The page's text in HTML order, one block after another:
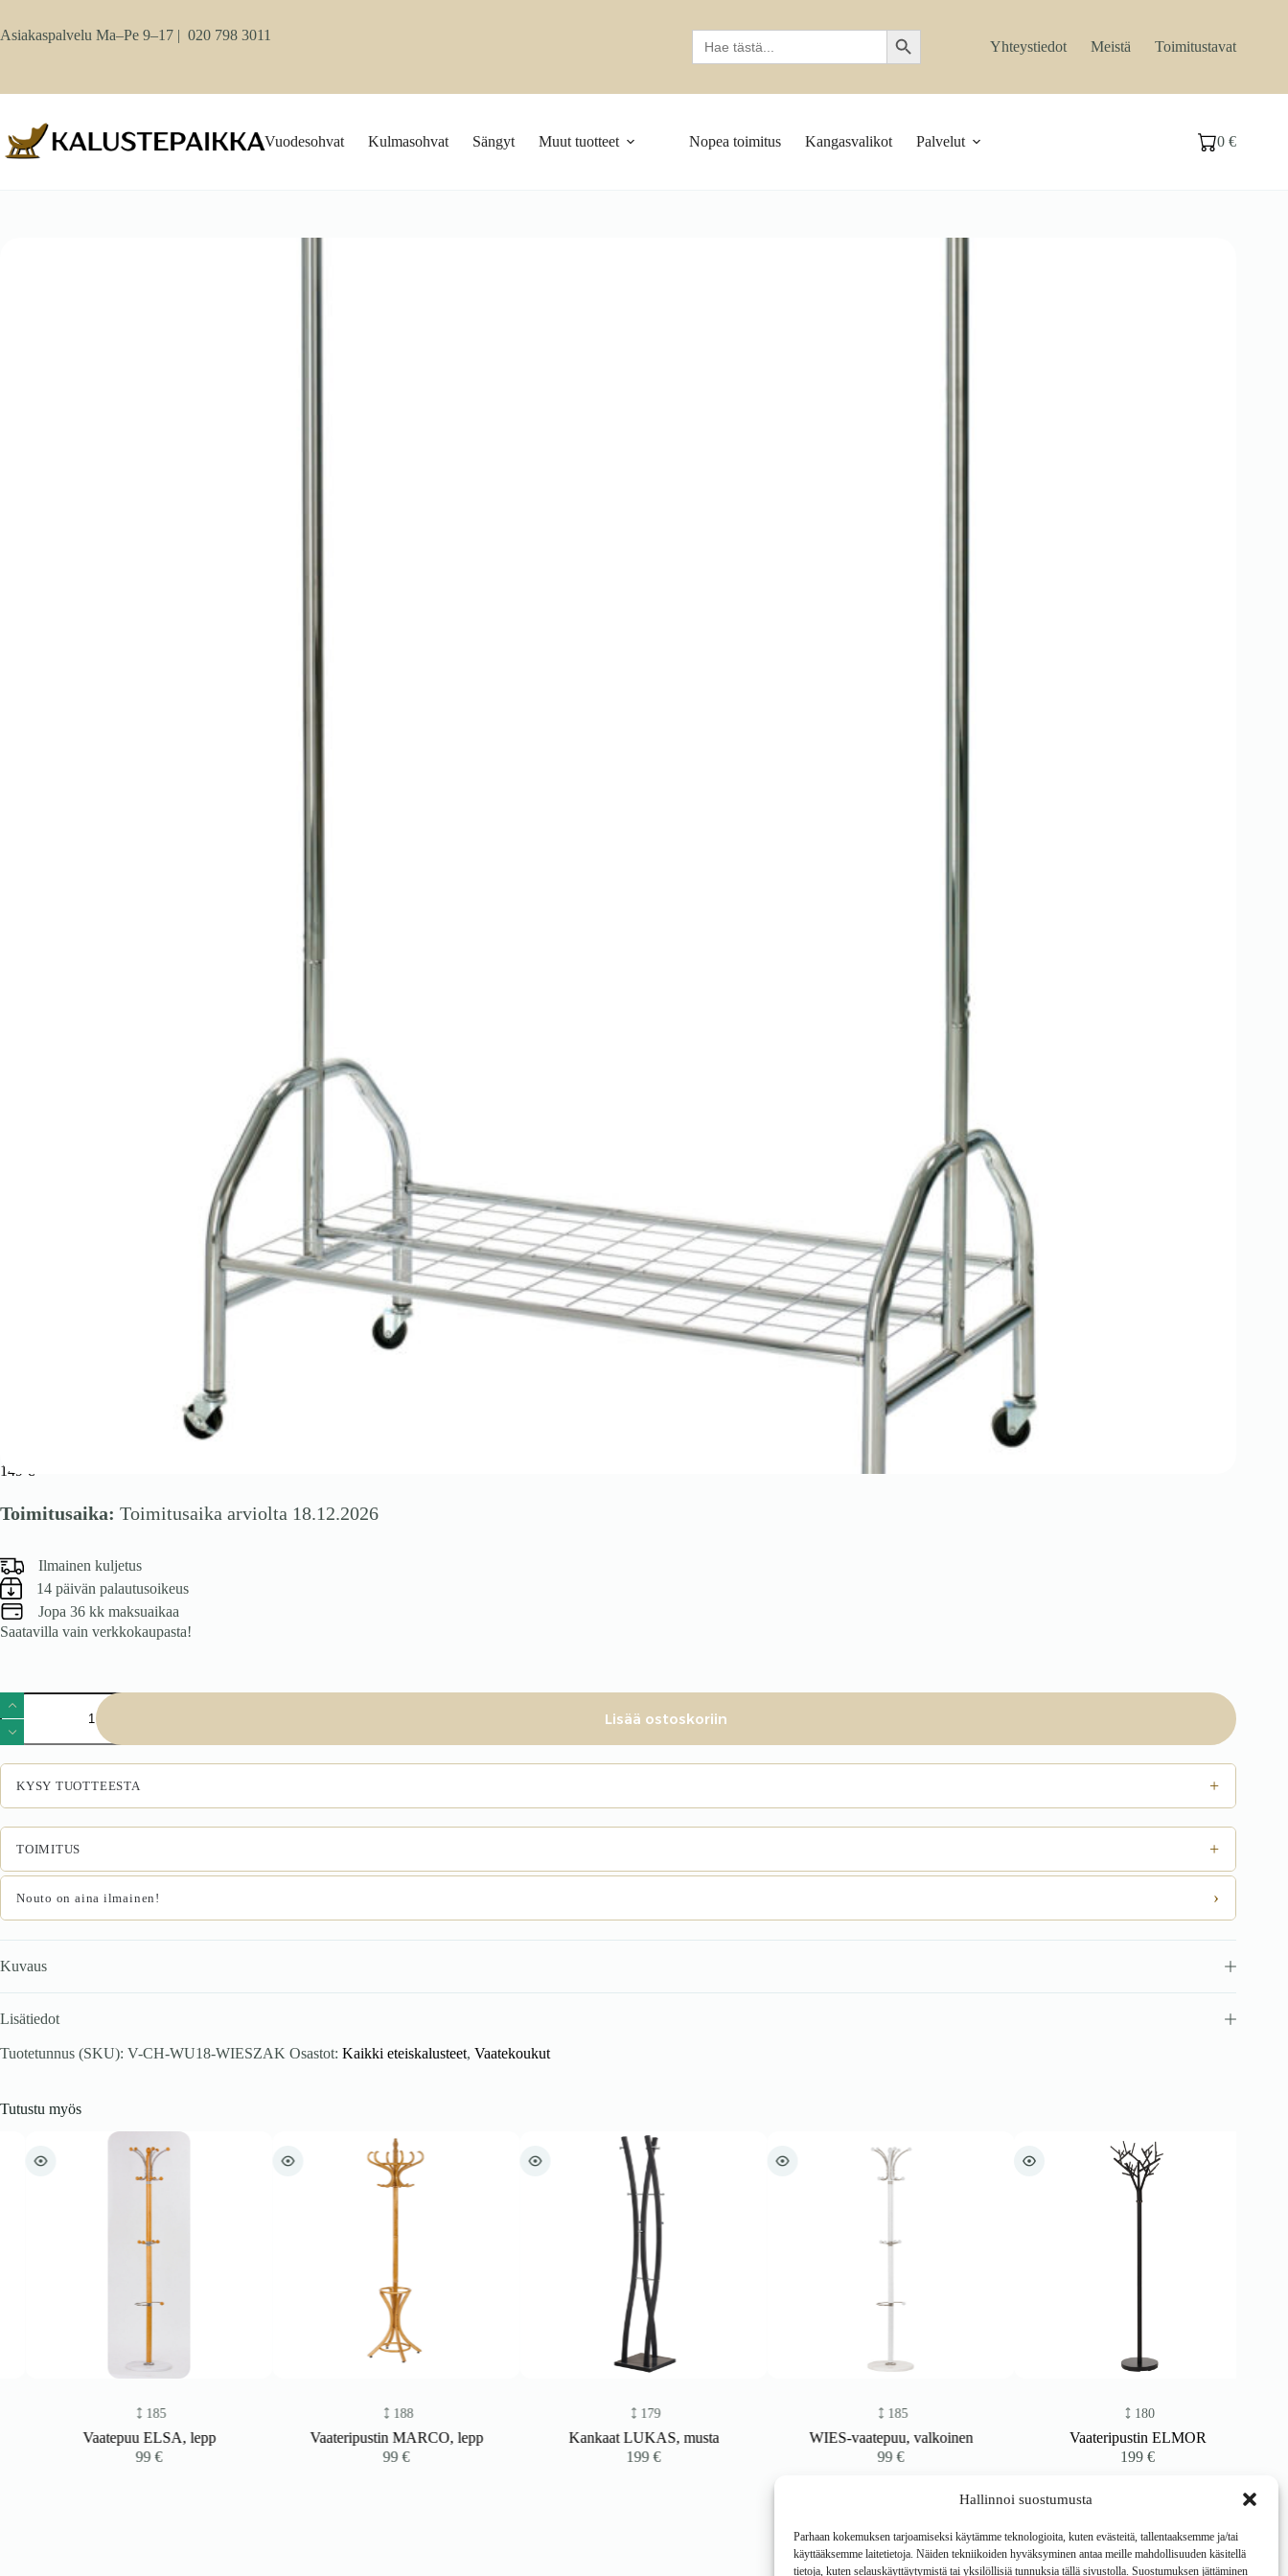
Hallinnoi suostumusta
Parhaan kokemuksen tarjoamiseksi käytämme teknologioita, kuten evästeitä, tallentaaksemme ja/tai
käyttääksemme laitetietoja. Näiden tekniikoiden hyväksyminen antaa meille mahdollisuuden käsitellä
tietoja, kuten selauskäyttäytymistä tai yksilöllisiä tunnuksia tällä sivustolla. Suostumuksen jättäminen
content
Asiakaspalvelu Ma–Pe 9–17 | 020 798 3011
Search
for:
Search Button Yhteystiedot Meistä Toimitustavat
Vuodesohvat Kulmasohvat Sängyt Muut tuotteet Nopea toimitus Kangasvalikot Palvelut Ostoskori
0€
149 €
Toimitusaika: Toimitusaika arviolta 18.12.2026
Ilmainen kuljetus
14 päivän palautusoikeus
Jopa 36 kk maksuaikaa
Saatavilla vain verkkokaupasta!
Kangastanko
CEDAR,
määrä
Lisää ostoskoriin
KYSY TUOTTEESTA +
TOIMITUS +
Nouto on aina ilmainen! ›
Kuvaus
Lisätiedot
Tuotetunnus (SKU): V-CH-WU18-WIESZAK Osastot: Kaikki eteiskalusteet, Vaatekoukut
Tutustu myös
185
WIES-vaatepuu, valkoinen
€
180
Vaateripustin ELMOR
199€
185
Vaatepuu ELSA, lepp
€
188
Vaateripustin MARCO, lepp
€
179
Kankaat LUKAS, musta
199€